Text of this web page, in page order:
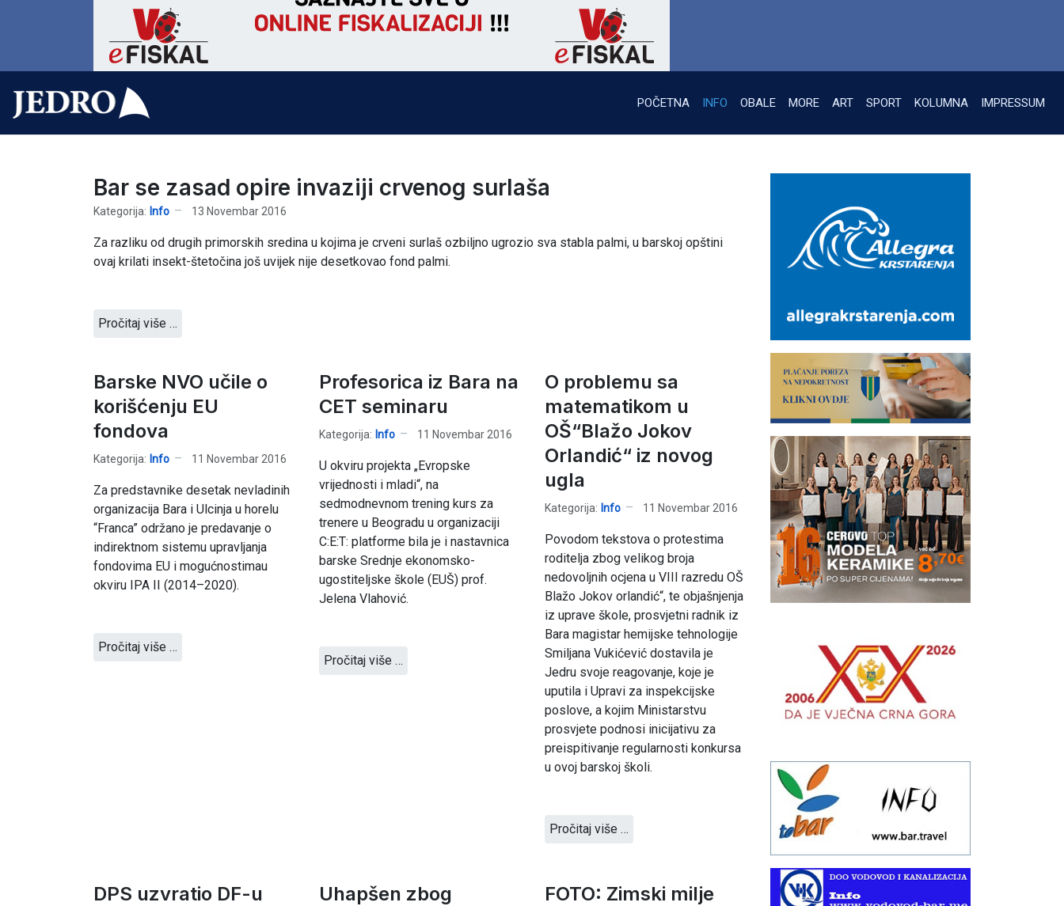
POČETNA INFO OBALE MORE ART SPORT KOLUMNA IMPRESSUM
Bar se zasad opire invaziji crvenog surlaša
Kategorija: Info 13 Novembar 2016
Za razliku od drugih primorskih sredina u kojima je crveni surlaš ozbiljno ugrozio sva stabla palmi, u barskoj opštini
ovaj krilati insekt-štetočina još uvijek nije desetkovao fond palmi.
Pročitaj više …
Barske NVO učile o
korišćenju EU
fondova
Kategorija: Info 11 Novembar 2016
Za predstavnike desetak nevladinih
organizacija Bara i Ulcinja u horelu
“Franca” održano je predavanje o
indirektnom sistemu upravljanja
fondovima EU i mogućnostimau
okviru IPA II (2014–2020).
Pročitaj više …
Profesorica iz Bara na
CET seminaru
Kategorija: Info 11 Novembar 2016
U okviru projekta „Evropske
vrijednosti i mladi“, na
sedmodnevnom trening kurs za
trenere u Beogradu u organizaciji
C:E:T: platforme bila je i nastavnica
barske Srednje ekonomsko-
ugostiteljske škole (EUŠ) prof.
Jelena Vlahović.
Pročitaj više …
O problemu sa
matematikom u
OŠ“Blažo Jokov
Orlandić“ iz novog
ugla
Kategorija: Info 11 Novembar 2016
Povodom tekstova o protestima
roditelja zbog velikog broja
nedovoljnih ocjena u VIII razredu OŠ
Blažo Jokov orlandić“, te objašnjenja
iz uprave škole, prosvjetni radnik iz
Bara magistar hemijske tehnologije
Smiljana Vukićević dostavila je
Jedru svoje reagovanje, koje je
uputila i Upravi za inspekcijske
poslove, a kojim Ministarstvu
prosvjete podnosi inicijativu za
preispitivanje regularnosti konkursa
u ovoj barskoj školi.
Pročitaj više …
DPS uzvratio DF-u
Uhapšen zbog
FOTO: Zimski milje